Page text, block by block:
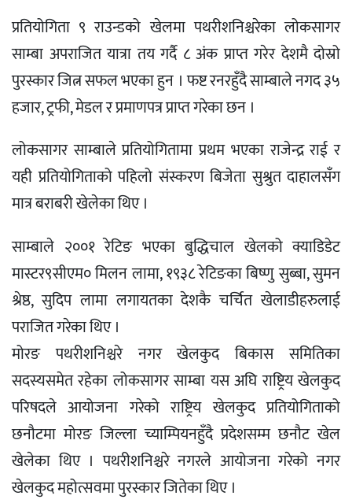
प्रतियोगिता ९ राउन्डको खेलमा पथरीशनिश्चरेका लोकसागर
साम्बा अपराजित यात्रा तय गर्दै ८ अंक प्राप्त गरेर देशमै दोस्रो
पुरस्कार जित्न सफल भएका हुन । फष्ट रनरहुँदै साम्बाले नगद ३५
हजार, ट्रफी, मेडल र प्रमाणपत्र प्राप्त गरेका छन ।
लोकसागर साम्बाले प्रतियोगितामा प्रथम भएका राजेन्द्र राई र
यही प्रतियोगिताको पहिलो संस्करण बिजेता सुश्रुत दाहालसँग
मात्र बराबरी खेलेका थिए ।
साम्बाले २००१ रेटिङ भएका बुद्धिचाल खेलको क्याडिडेट
मास्टर९सीएम० मिलन लामा, १९३८ रेटिङका बिष्णु सुब्बा, सुमन
श्रेष्ठ, सुदिप लामा लगायतका देशकै चर्चित खेलाडीहरुलाई
पराजित गरेका थिए ।
मोरङ पथरीशनिश्चरे नगर खेलकुद बिकास समितिका
सदस्यसमेत रहेका लोकसागर साम्बा यस अघि राष्ट्रिय खेलकुद
परिषदले आयोजना गरेको राष्ट्रिय खेलकुद प्रतियोगिताको
छनौटमा मोरङ जिल्ला च्याम्पियनहुँदै प्रदेशसम्म छनौट खेल
खेलेका थिए । पथरीशनिश्चरे नगरले आयोजना गरेको नगर
खेलकुद महोत्सवमा पुरस्कार जितेका थिए ।